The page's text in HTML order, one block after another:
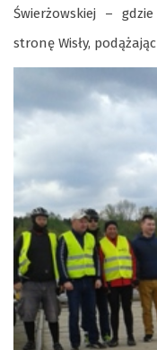
Świerżowskiej –
stronę Wisły,